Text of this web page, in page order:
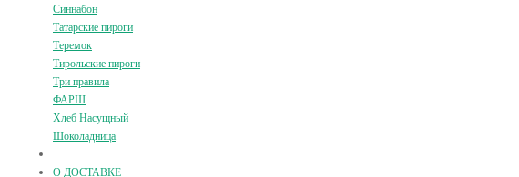
Синнабон
Татарские пироги
Теремок
Тирольские пироги
Три правила
ФАРШ
Хлеб Насущный
Шоколадница
О ДОСТАВКЕ